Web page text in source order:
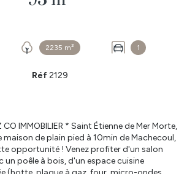
2235 m² 1
Réf2129
CO IMMOBILIER * Saint Étienne de Mer Morte,
maison de plain pied à 10min de Machecoul,
opportunité ! Venez profiter d'un salon
un poêle à bois, d'un espace cuisine
(hotte, plaque à gaz, four, micro-ondes,